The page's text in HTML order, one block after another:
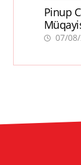
Pinup
07/